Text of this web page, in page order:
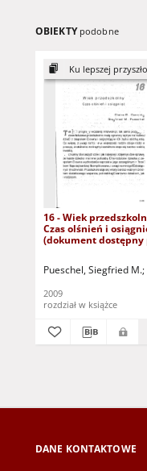
OBIEKTY podobne
Ku lepszej
16 - Wiek
Czas olśnień i
(dokument dostępny
wzroku)
Pueschel, Siegfried M.
2009
rozdział w książce
DANE KONTAKTOWE